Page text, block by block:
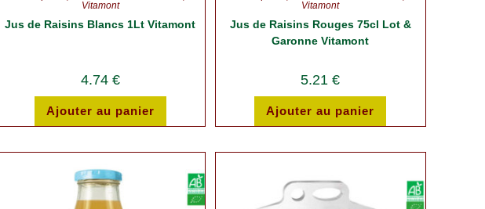
Vitamont
Jus de Raisins Blancs 1Lt Vitamont
4.74 €
Ajouter au panier
Vitamont
Jus de Raisins Rouges 75cl Lot &
Garonne Vitamont
5.21€
Ajouter au panier